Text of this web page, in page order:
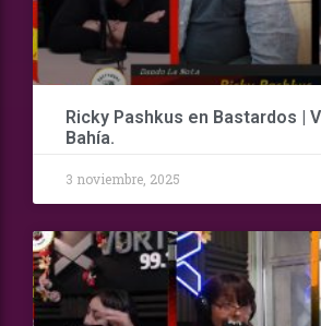
Ricky Pashkus en Bastardos |
Bahía.
3 noviembre, 2025